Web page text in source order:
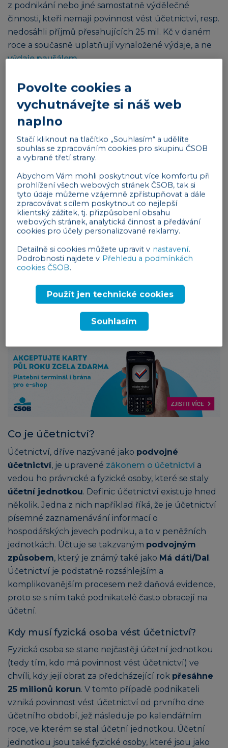
z podnikání nebo jiné samostatně výdělečné
činnosti, kteří nemají povinnost vést účetnictví, resp.
nedosáhli příjmů přesahujících 25 mil. Kč v daném
roce a současně uplatňují vynaložené výdaje, a ne
výdaje paušálem.
Jak vést daňovou evidenci?
Vzhledem k tomu, že je daňová evidence
jednodušší než účetnictví, často si ji podnikatelé
vedou sami. Stačí totiž
majetek a závazky. Při vedení daňové evidence je
nutné shromažďovatveškeré dokladya jejich
tabulce. Vždy je důležité uvést druh účetního
dokladu, datum vystavení dokladu, popis transakce,
rozdělení příjmů a výdajů na daňové a nedaňové.
Nenechte se zmást termínem “jednoduché
I přesto, že byl termín jednoduché účetnictví
nahrazený pojmem daňová evidence, stále se
oficiálně používá. Nejedná se však o totéž. Označuje
totiž způsob účtování, který mohou využívat pouze
neziskové organizace typu odbory, církve nebo
Co je účetnictví?
Účetnictví, dříve nazývané jako podvojné
účetnictví, je upravené zákonem o účetnictví a
vedou ho právnické a fyzické osoby, které se staly
účetní jednotkou. Definic účetnictví existuje hned
několik. Jedna z nich například říká, že je účetnictví
písemné zaznamenávání informací o
hospodářských jevech podniku, a to v peněžních
jednotkách. Účtuje se takzvaným podvojným
způsobem, který je známý také jako Má dáti/Dal.
Účetnictví je podstatně rozsáhlejším a
komplikovanějším procesem než daňová evidence,
proto se s ním také podnikatelé často obracejí na
účetní.
Kdy musí fyzická osoba vést účetnictví?
Fyzická osoba se stane nejčastěji účetní jednotkou
(tedy tím, kdo má povinnost vést účetnictví) ve
chvíli, kdy její obrat za předcházející rok přesáhne
25 milionů korun. V tomto případě podnikateli
vzniká povinnost vést účetnictví od prvního dne
účetního období, jež následuje po kalendářním
roce, ve kterém se stal účetní jednotkou. Účetní
jednotkou jsou také fyzické osoby, které jsou jako
Povolte cookies a
vychutnávejte si náš web
naplno
Stačí kliknout na tlačítko „Souhlasím“ a udělíte
souhlas se zpracováním cookies pro skupinu ČSOB
a vybrané třetí strany.
Abychom Vám mohli poskytnout více komfortu při
prohlížení všech webových stránek ČSOB, tak si
tyto údaje můžeme vzájemně zpřístupňovat a dále
zpracovávat s cílem poskytnout co nejlepší
klientský zážitek, tj. přizpůsobení obsahu
webových stránek, analytická činnost a předávání
cookies pro účely personalizované reklamy.
Detailně si cookies můžete upravit v nastavení.
Podrobnosti najdete v Přehledu a podmínkách
cookies ČSOB.
Použít jen technické cookies
Souhlasím